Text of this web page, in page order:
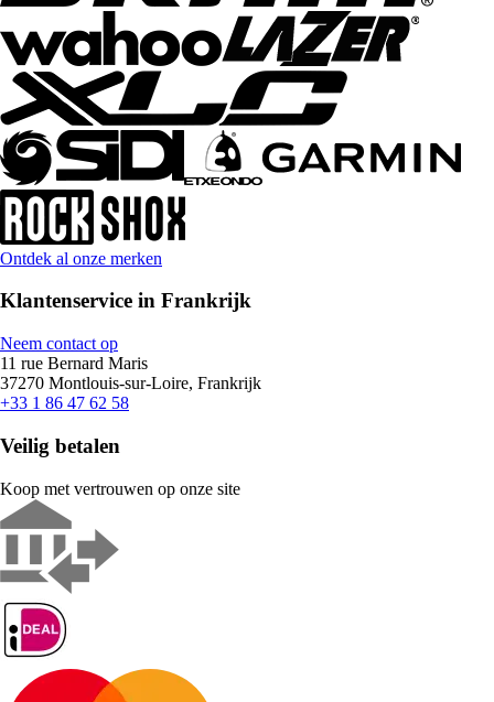
Ontdek al onze merken
Klantenservice in Frankrijk
Neem contact op
11 rue Bernard Maris
37270 Montlouis-sur-Loire, Frankrijk
+33 1 86 47 62 58
Veilig betalen
Koop met vertrouwen op onze site